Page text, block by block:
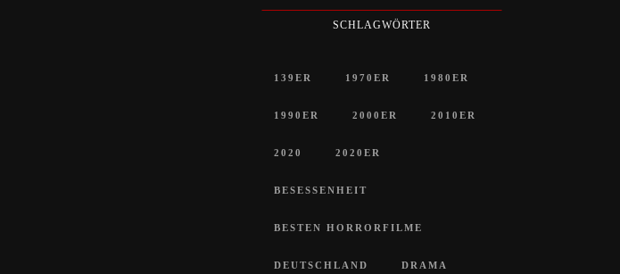
SCHLAGWÖRTER
139ER 1970ER 1980ER
1990ER 2000ER 2010ER
2020 2020ER
BESESSENHEIT
BESTEN HORRORFILME
DEUTSCHLAND DRAMA